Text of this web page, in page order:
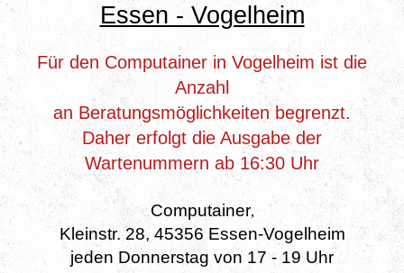
Essen - Vogelheim
Für den Computainer in Vogelheim ist die
Anzahl
an Beratungsmöglichkeiten begrenzt.
Daher erfolgt die Ausgabe der
Wartenummern ab 16:30 Uhr
Computainer,
Kleinstr. 28, 45356 Essen-Vogelheim
jeden Donnerstag von 17 - 19 Uhr